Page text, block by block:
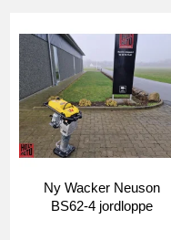
Ny Wacker Neuson
BS62-4 jordloppe